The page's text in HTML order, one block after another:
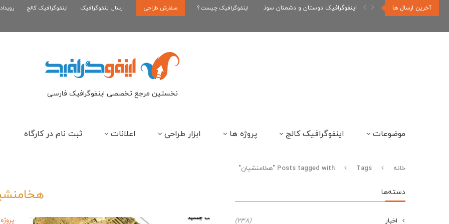
آخرین ارسال ها اینفوگرافیک دوستان و دشمنان سونیک اینفوگرافیک بازی سوپر ماریو اینفوگرافیک چیست ؟ سفارش طراحی ارسال اینفوگرافیک اینفوگرافیک کالج
نخستین مرجع تخصصی اینفوگرافیک فارسی
موضوعات اینفوگرافیک کالج پروژه ها ابزار طراحی اعلانات ثبت نام در کارگاه
خانه Tags Posts tagged with "هخامنشیان"
دسته‌ها
اخبار (238)